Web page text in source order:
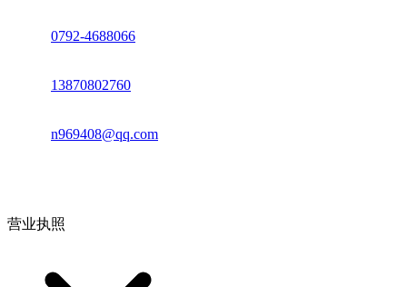
0792-4688066
13870802760
n969408@qq.com
营业执照